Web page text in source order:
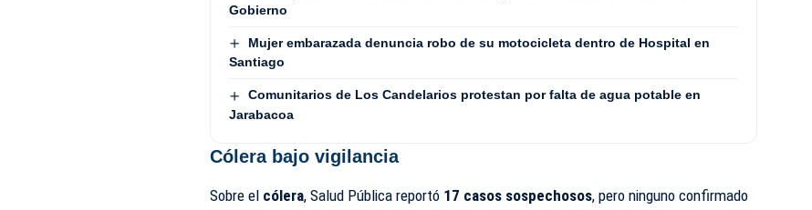
Gobierno
Mujer embarazada denuncia robo de su motocicleta dentro de Hospital en
Santiago
Comunitarios de Los Candelarios protestan por falta de agua potable en
Jarabacoa
Cólera bajo vigilancia
Sobre el cólera, Salud Pública reportó 17 casos sospechosos, pero ninguno confirmado